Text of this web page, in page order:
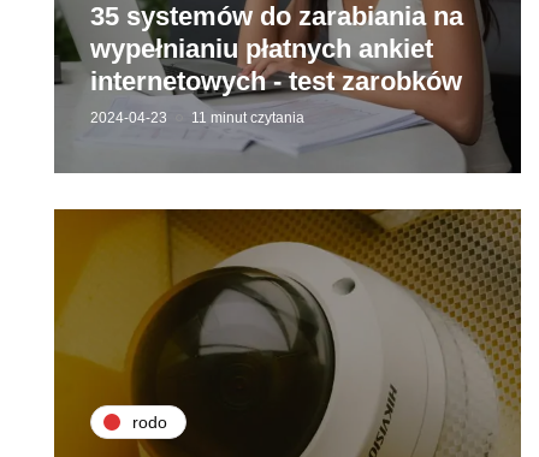
35 systemów do zarabiania na
wypełnianiu płatnych ankiet
internetowych - test zarobków
2024-04-23 11 minut czytania
rodo